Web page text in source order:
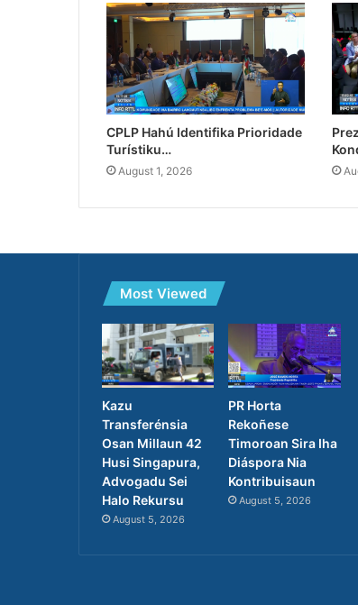
CPLP Hahú Identifika Prioridade
Turístiku…
August 1, 2026
Most Viewed
Kazu
Transferénsia
Osan Millaun 42
Husi Singapura,
Advogadu Sei
Halo Rekursu
August 5, 2026
PR Horta
Rekoñese
Timoroan Sira Iha
Diáspora Nia
Kontribuisaun
August 5, 2026